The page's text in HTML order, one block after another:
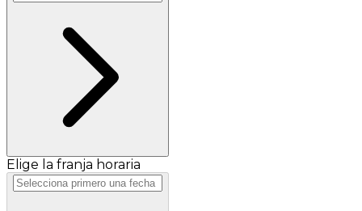
Elige la franja horaria